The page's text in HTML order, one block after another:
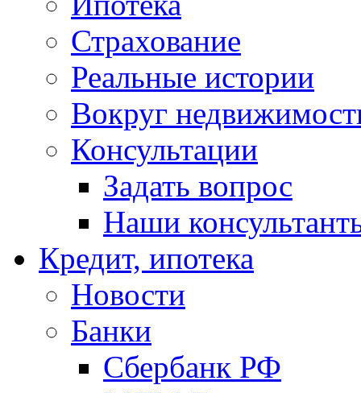
Страхование
Реальные истории
Вокруг
Консультации
Задать вопрос
Наши
Кредит, ипотека
Новости
Банки
Сбербанк РФ